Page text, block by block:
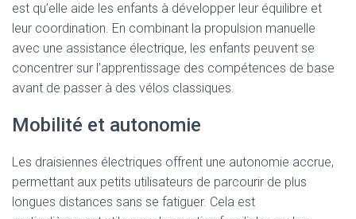
est qu’elle aide les enfants à développer leur équilibre et
leur coordination. En combinant la propulsion manuelle
avec une assistance électrique, les enfants peuvent se
concentrer sur l’apprentissage des compétences de base
avant de passer à des vélos classiques.
Mobilité et autonomie
Les draisiennes électriques offrent une autonomie accrue,
permettant aux petits utilisateurs de parcourir de plus
longues distances sans se fatiguer. Cela est